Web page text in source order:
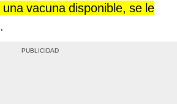
vacuna disponible, se le